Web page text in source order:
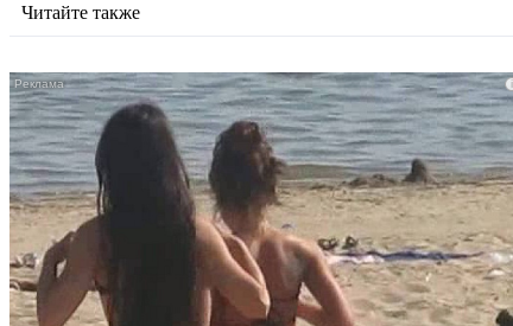
Читайте также
i